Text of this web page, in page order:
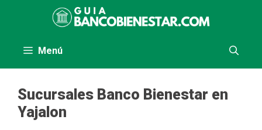
Menú
Sucursales Banco Bienestar en
Yajalon